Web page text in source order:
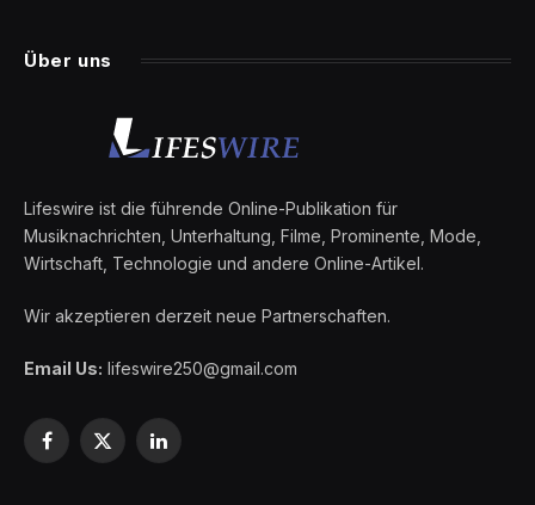
Über uns
Lifeswire ist die führende Online-Publikation für
Musiknachrichten, Unterhaltung, Filme, Prominente, Mode,
Wirtschaft, Technologie und andere Online-Artikel.
Wir akzeptieren derzeit neue Partnerschaften.
Email Us: lifeswire250@gmail.com
Facebook
X
LinkedIn